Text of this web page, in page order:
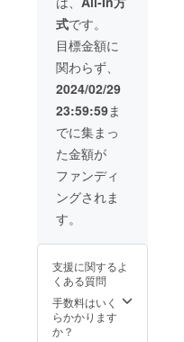
いたメールアド
レスにお送りい
たします。 アド
レスが間違って
いて連絡が取れ
ない場合は、お
届けができなく
なる可能性があ
りますのでご了
承ください。
先行公開(限定公
開URLを５月に
配布) ・オリジナ
ルTシャツ
(S~XL/フルカ
ラー) ・オリジナ
タッフロール部
分に名前掲載
(大) ・Discord
ファンサーバー
加入権 ※１周年
記念イラスト
（雪城梨兎様作
画）を使用しま
す。 ※備考欄にT
シャツ背面に掲
載するお名前を
【英字表記】で
ご記入くださ
い。 ※リターン
のご連絡は、記
載いただいた
式です。
目標金額に
関わらず、
2024/02/29
23:59:59ま
でに集まっ
た金額が
ファンディ
ングされま
す。
支援に関するよ
くある質問
手数料はいく
らかかります
か？